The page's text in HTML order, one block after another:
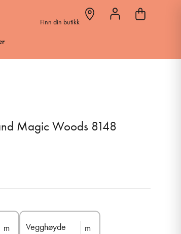
Finn din butikk
Magic Woods 8148
m Vegghøyde m